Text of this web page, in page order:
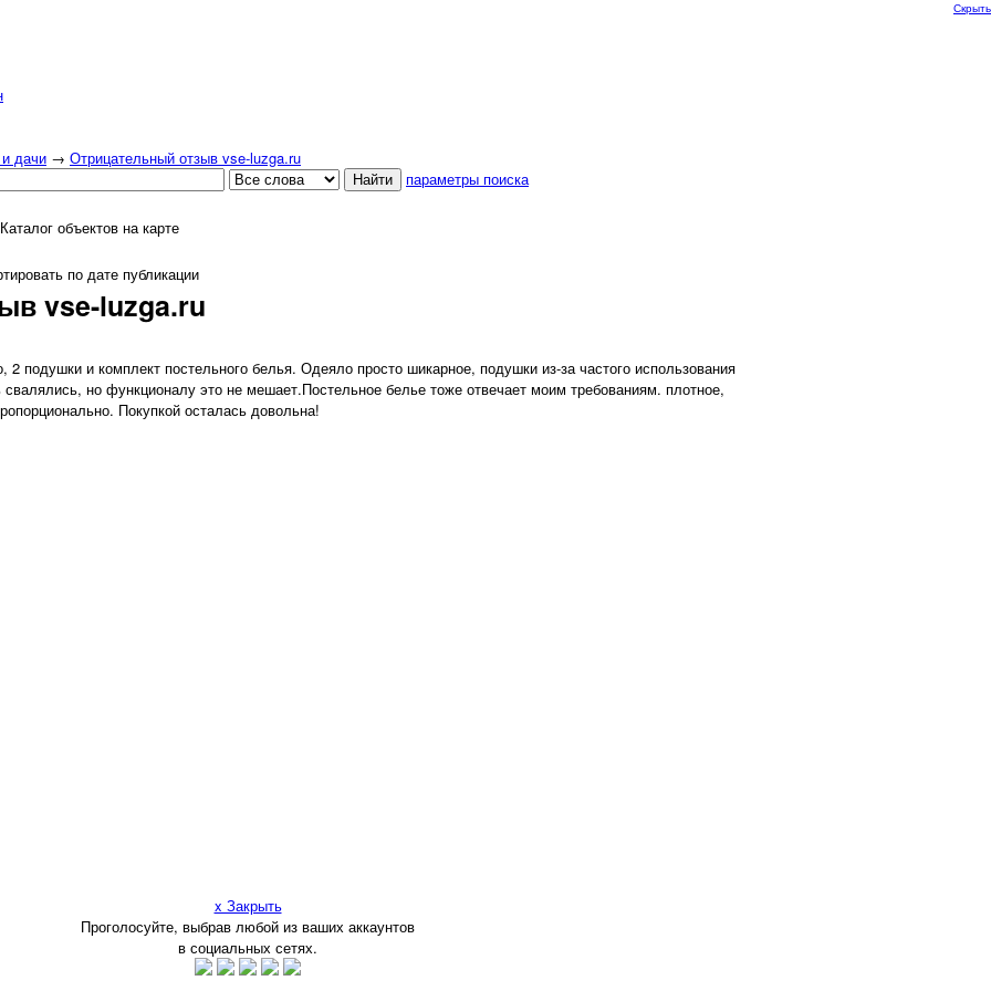
дачи → Отрицательный отзыв vse-luzga.ru
параметры поиска
Каталог объектов на карте
по дате публикации
Скрыть
vse-luzga.ru
2 подушки и комплект постельного белья. Одеяло просто шикарное, подушки из-за частого использования
свалялись, но функционалу это не мешает.Постельное белье тоже отвечает моим требованиям. плотное,
Покупкой осталась довольна!
x Закрыть
Проголосуйте, выбрав любой из ваших аккаунтов
в социальных сетях.